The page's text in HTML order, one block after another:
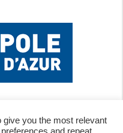
you the most relevant